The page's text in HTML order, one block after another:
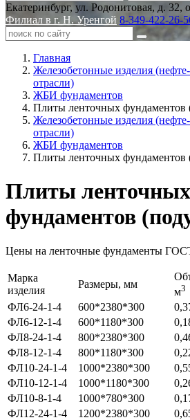
Екатеринбург, ул. Родонитовая, д. 32,
Филиал в г. Н. Уренгой 8-349-422-26-
Главная
Железобетонные изделия
отрасли)
ЖБИ фундаментов
Плиты ленточных фундаментов
Железобетонные изделия
отрасли)
ЖБИ фундаментов
Плиты ленточных фундаментов
Плиты ленточных
фундаментов
Цены на ленточные фундаменты
Марка
изделия
Размеры, мм
м3
ФЛ6-24-1-4
600*2380*300
ФЛ6-12-1-4
600*1180*300
ФЛ8-24-1-4
800*2380*300
ФЛ8-12-1-4
800*1180*300
ФЛ10-24-1-4
1000*2380*300
ФЛ10-12-1-4
1000*1180*300
ФЛ10-8-1-4
1000*780*300
ФЛ12-24-1-4
1200*2380*300